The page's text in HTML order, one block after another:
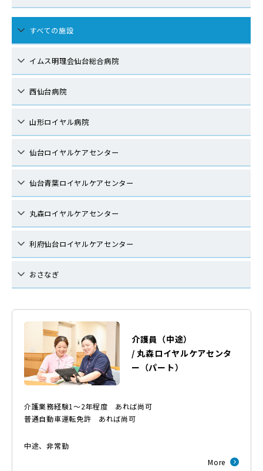
すべての施設
イムス明理会仙台総合病院
西仙台病院
山形ロイヤル病院
仙台ロイヤルケアセンター
仙台青葉ロイヤルケアセンター
丸森ロイヤルケアセンター
利府仙台ロイヤルケアセンター
おさなぎ
介護員（中途）
/丸森ロイヤルケアセンタ
ー （パート）
介護業務経験1～2年程度 あれば尚可
普通自動車運転免許 あれば尚可
中途、非常勤
More